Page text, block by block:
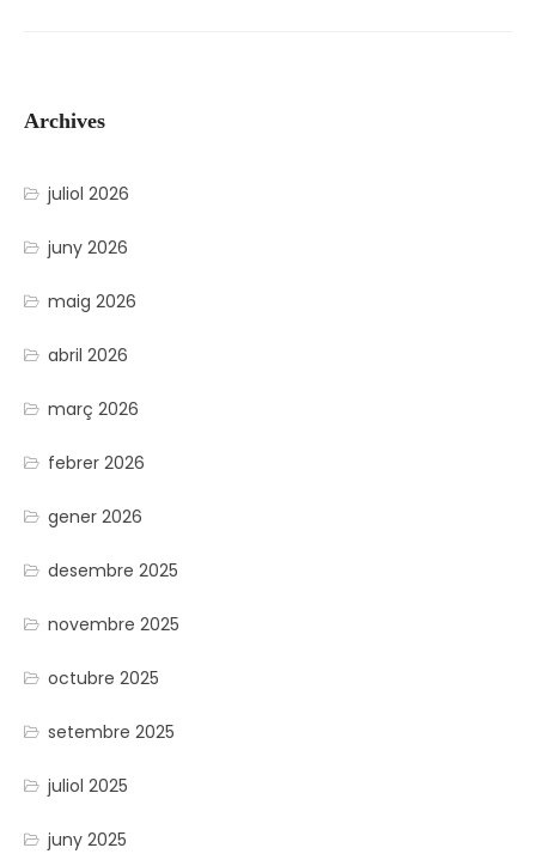
Archives
juliol 2026
juny 2026
maig 2026
abril 2026
març 2026
febrer 2026
gener 2026
desembre 2025
novembre 2025
octubre 2025
setembre 2025
juliol 2025
juny 2025